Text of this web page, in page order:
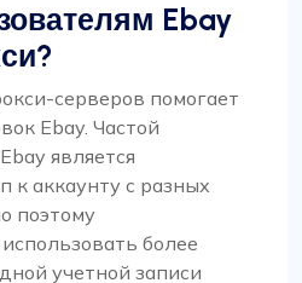
Ebay
серверов помогает
Ebay. Частой
является
к аккаунту с разных
поэтому
более
учетной записи